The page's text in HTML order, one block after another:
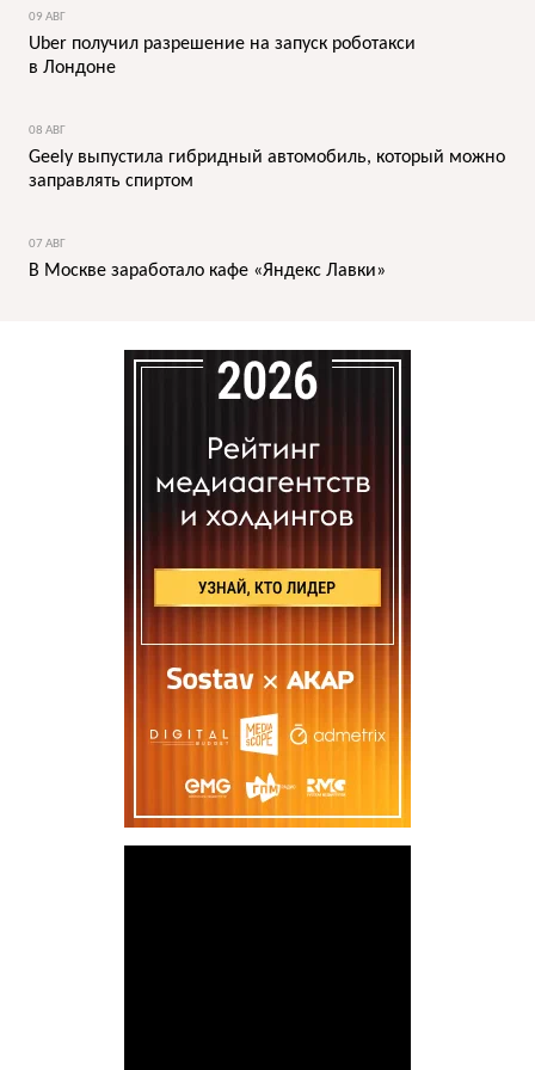
09 АВГ
Uber получил разрешение на запуск роботакси
в Лондоне
08 АВГ
Geely выпустила гибридный автомобиль, который можно
заправлять спиртом
07 АВГ
В Москве заработало кафе «Яндекс Лавки»